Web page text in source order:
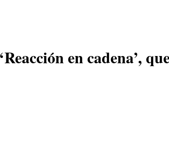
en cadena’,